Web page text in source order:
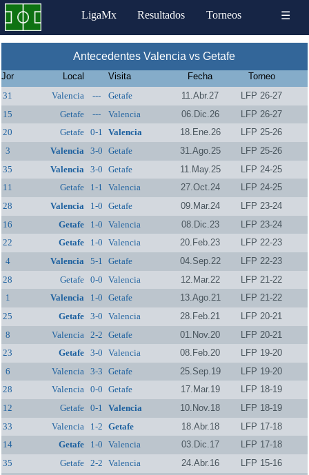
LigaMx Resultados Torneos ☰
Antecedentes Valencia vs Getafe
Jor Local Visita Fecha
Torneo
31
Valencia --- Getafe 11.Abr.27
LFP 26-27
15
Getafe --- Valencia 06.Dic.26
LFP 26-27
20
Getafe 0-1 Valencia 18.Ene.26
LFP 25-26
3
Valencia 3-0 Getafe 31.Ago.25
LFP 25-26
35
Valencia 3-0 Getafe 11.May.25
LFP 24-25
11
Getafe 1-1 Valencia 27.Oct.24
LFP 24-25
28
Valencia 1-0 Getafe 09.Mar.24
LFP 23-24
16
Getafe 1-0 Valencia 08.Dic.23
LFP 23-24
22
Getafe 1-0 Valencia 20.Feb.23
LFP 22-23
4
Valencia 5-1 Getafe 04.Sep.22
LFP 22-23
28
Getafe 0-0 Valencia 12.Mar.22
LFP 21-22
1
Valencia 1-0 Getafe 13.Ago.21
LFP 21-22
25
Getafe 3-0 Valencia 28.Feb.21
LFP 20-21
8
Valencia 2-2 Getafe 01.Nov.20
LFP 20-21
23
Getafe 3-0 Valencia 08.Feb.20
LFP 19-20
6
Valencia 3-3 Getafe 25.Sep.19
LFP 19-20
28
Valencia 0-0 Getafe 17.Mar.19
LFP 18-19
12
Getafe 0-1 Valencia 10.Nov.18
LFP 18-19
33
Valencia 1-2 Getafe 18.Abr.18
LFP 17-18
14
Getafe 1-0 Valencia 03.Dic.17
LFP 17-18
35
Getafe 2-2 Valencia 24.Abr.16
LFP 15-16